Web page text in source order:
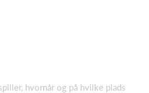
hvornår og på hvilke plads